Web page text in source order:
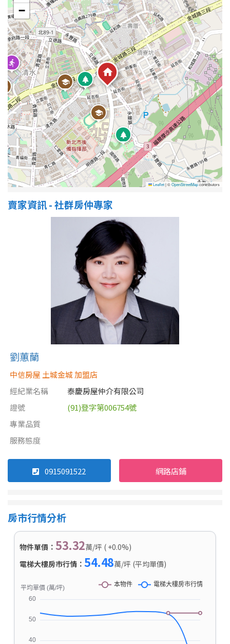
屋齡
不拘
5 年以下
5-10 年 10-20 年
20-30 年 30-40 年
40 年以上
售價
−
Leaflet|©OpenStreetMapcontributors
賣家資訊 - 社群房仲專家
劉蕙蘭
中信房屋 土城金城 加盟店
經紀業名稱
泰慶房屋仲介有限公司
證號
(91)登字第006754號
專業品質
服務態度
0915091522 網路店鋪
房市行情分析
物件單價： 53.32萬/坪 ( +0.0%)
電梯大樓房市行情： 54.48萬/坪 (平均單價)